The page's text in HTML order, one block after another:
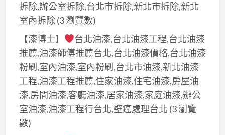
拆除,辦公室拆除,台北市拆除,新北市拆除,新北
室內拆除(3 瀏覽數)
【漆博士】
台北油漆,台北油漆工程,台北油漆
推薦,油漆師傅推薦台北,台北油漆價格,台北油漆
粉刷,室內油漆,室內粉刷,台北市油漆,新北油漆
工程,油漆工程推薦,住家油漆,住宅油漆,房屋油
漆,房間油漆,客廳油漆,居家油漆,家庭油漆,辦公
室油漆,油漆工程行台北,壁癌處理台北 (3 瀏覽
數)